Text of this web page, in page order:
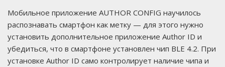
Мобильное приложение AUTHOR CONFIG научилось
распознавать смартфон как метку — для этого нужно
установить дополнительное приложение Author ID и
убедиться, что в смартфоне установлен чип BLE 4.2. При
установке Author ID само контролирует наличие чипа и